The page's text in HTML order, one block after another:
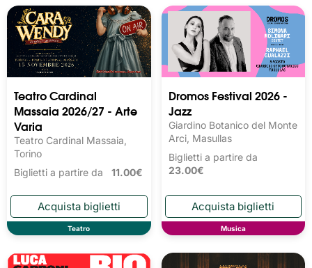
Teatro Cardinal
Massaia 2026/27 - Arte
Varia
Teatro Cardinal Massaia,
Torino
Biglietti a partire da 11.00€
Teatro
Dromos Festival 2026 -
Jazz
Giardino Botanico del Monte
Arci, Masullas
Biglietti a partire da
23.00€
Musica